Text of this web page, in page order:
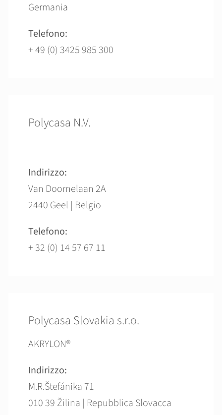
Germania
Telefono:
+ 49 (0) 3425 985 300
Polycasa N.V.
Indirizzo:
Van Doornelaan 2A
2440 Geel | Belgio
Telefono:
+ 32 (0) 14 57 67 11
Polycasa Slovakia s.r.o.
AKRYLON®
Indirizzo:
M.R.Štefánika 71
010 39 Žilina | Repubblica Slovacca